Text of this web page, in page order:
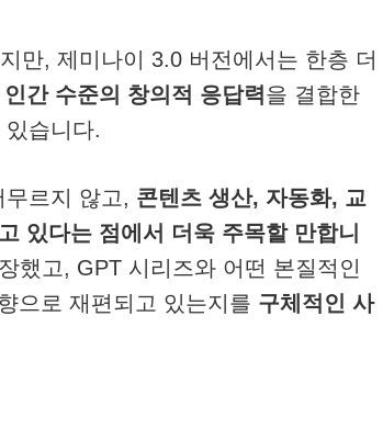
만, 제미나이 3.0 버전에서는 한층 더
인간 수준의 창의적 응답력을 결합한
습니다.
르지 않고, 콘텐츠 생산, 자동화, 교
있다는 점에서 더욱 주목할 만합니
했고, GPT 시리즈와 어떤 본질적인
으로 재편되고 있는지를 구체적인 사